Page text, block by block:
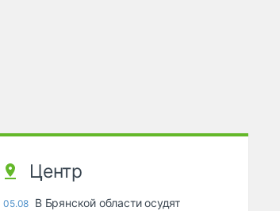
Центр
05.08 В Брянской области осудят